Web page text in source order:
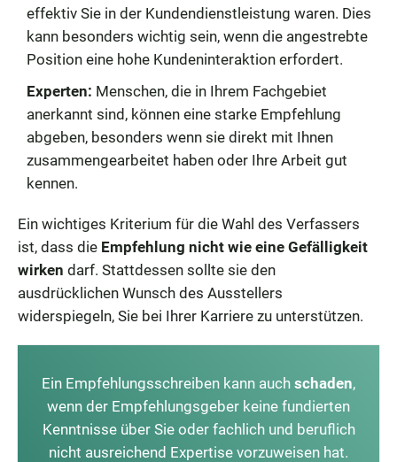
effektiv Sie in der Kundendienstleistung waren. Dies
kann besonders wichtig sein, wenn die angestrebte
Position eine hohe Kundeninteraktion erfordert.
Experten: Menschen, die in Ihrem Fachgebiet
anerkannt sind, können eine starke Empfehlung
abgeben, besonders wenn sie direkt mit Ihnen
zusammengearbeitet haben oder Ihre Arbeit gut
kennen.
Ein wichtiges Kriterium für die Wahl des Verfassers
ist, dass die Empfehlung nicht wie eine Gefälligkeit
wirken darf. Stattdessen sollte sie den
ausdrücklichen Wunsch des Ausstellers
widerspiegeln, Sie bei Ihrer Karriere zu unterstützen.
Ein Empfehlungsschreiben kann auch schaden,
wenn der Empfehlungsgeber keine fundierten
Kenntnisse über Sie oder fachlich und beruflich
nicht ausreichend Expertise vorzuweisen hat.